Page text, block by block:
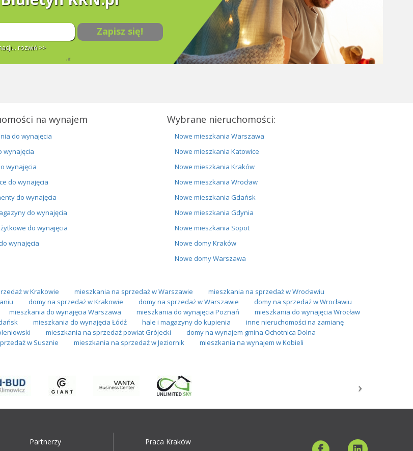
Zapisz się!
rozwiń >>
na wynajem
do wynajęcia
wynajęcia
wynajęcia
do wynajęcia
do wynajęcia
do wynajęcia
do wynajęcia
wynajęcia
Wybrane nieruchomości:
Nowe mieszkania Warszawa
Nowe mieszkania Katowice
Nowe mieszkania Kraków
Nowe mieszkania Wrocław
Nowe mieszkania Gdańsk
Nowe mieszkania Gdynia
Nowe mieszkania Sopot
Nowe domy Kraków
Nowe domy Warszawa
w Krakowie mieszkania na sprzedaż w Warszawie
mieszkania na sprzedaż w Wrocławiu
domy na sprzedaż w Krakowie domy na sprzedaż w Warszawie
domy na sprzedaż w Wrocławiu
mieszkania do wynajęcia Warszawa mieszkania do wynajęcia Poznań
mieszkania do wynajęcia Wrocław
mieszkania do wynajęcia Łódź hale i magazyny do kupienia
inne nieruchomości na zamianę
mieszkania na sprzedaż powiat Grójecki
domy na wynajem gmina Ochotnica Dolna
w Susznie mieszkania na sprzedaż w Jeziornik mieszkania na wynajem w Kobieli
Partnerzy Praca Kraków